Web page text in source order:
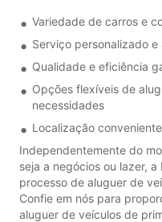
Variedade de carros e
Serviço personalizado e
Qualidade e eficiência
Opções flexíveis de
necessidades
Localização
Independentemente do
seja a negócios ou lazer,
processo de aluguer de
Confie em nós para
aluguer de veículos de